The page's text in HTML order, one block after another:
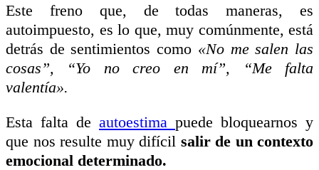
Este freno que, de todas maneras, es
autoimpuesto, es lo que, muy comúnmente, está
detrás de sentimientos como «No me salen las
cosas”, “Yo no creo en mí”, “Me falta
valentía».
Esta falta de autoestima puede bloquearnos y
que nos resulte muy difícil salir de un contexto
emocional determinado.